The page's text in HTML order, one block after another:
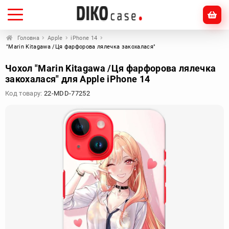
Головна Apple
iPhone 14
"Marin Kitagawa /Ця фарфорова лялечка закохалася"
Чохол "Marin Kitagawa /Ця фарфорова лялечка
закохалася" для Apple iPhone 14
Код товару: 22-MDD-77252